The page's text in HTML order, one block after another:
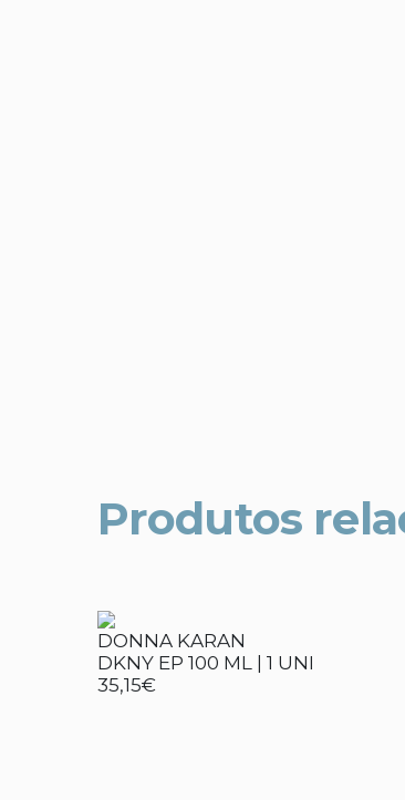
Produtos
DONNA KARAN
DKNY EP 100 ML | 1 UNI
35,15€